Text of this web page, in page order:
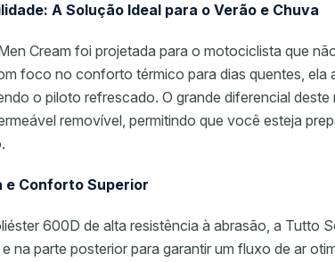
A Solução Ideal para o Verão e Chuva
Cream foi projetada para o motociclista que
foco no conforto térmico para dias quentes, ela
o piloto refrescado. O grande diferencial
removível, permitindo que você esteja
e Conforto Superior
600D de alta resistência à abrasão, a Tutto
na parte posterior para garantir um fluxo de ar